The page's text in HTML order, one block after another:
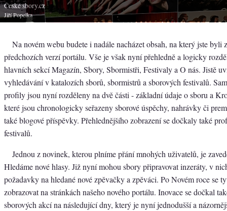
České sbory.cz
Jiří Popelka
Na novém webu budete i nadále nacházet obsah, na který jste byli
předchozích verzí portálu. Vše je však nyní přehledně a logicky
hlavních sekcí Magazín, Sbory, Sbormistři, Festivaly a O nás. Jistě
vyhledávání v katalozích sborů, sbormistrů a sborových festivalů.
profily jsou nyní rozděleny na dvě části - základní údaje o sboru a
které jsou chronologicky seřazeny sborové úspěchy, nahrávky či
také blogové příspěvky. Přehlednějšího zobrazení se dočkaly také
festivalů.
Jednou z novinek, kterou plníme přání mnohých uživatelů, je
Hledáme nové hlasy. Již nyní mohou sbory připravovat inzeráty, v
požadavky na hledané nové zpěvačky a zpěváci. Po Novém roce se
zobrazovat na stránkách našeho nového portálu. Inovace se dočkal
sborových akcí na následující dny, který je nyní jednodušší a